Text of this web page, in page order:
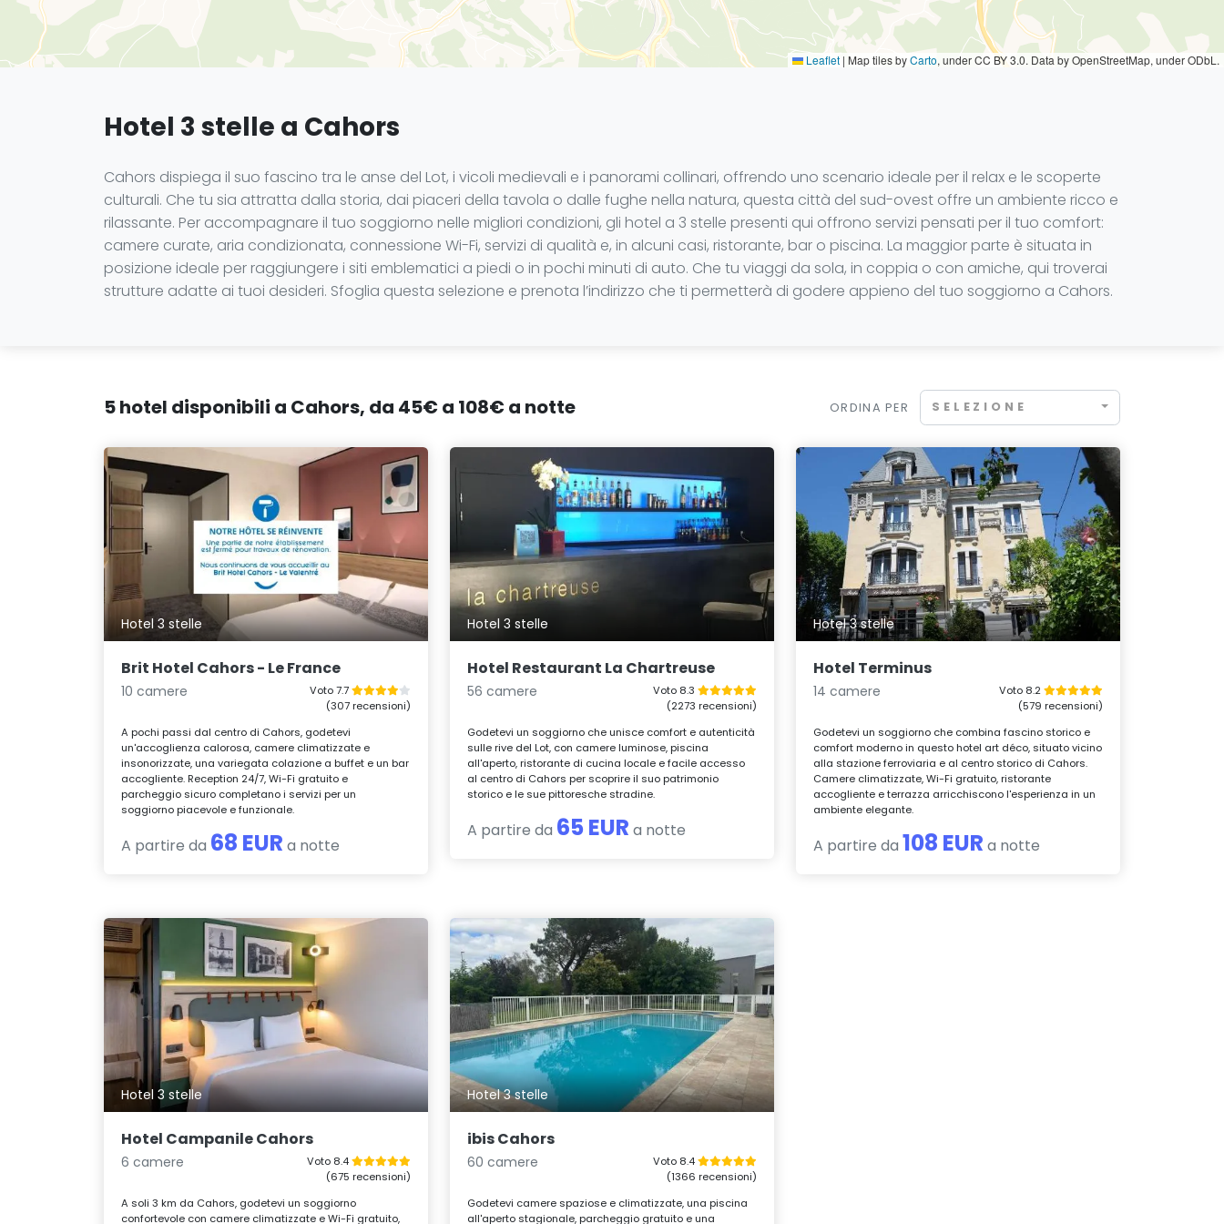
Leaflet | Map tiles byCarto, under CC BY 3.0. Data by OpenStreetMap, under ODbL.
Hotel 3 stelle a Cahors
Cahors dispiega il suo fascino tra le anse del Lot, i vicoli medievali e i panorami collinari, offrendo uno scenario ideale per il relax e le scoperte
culturali. Che tu sia attratta dalla storia, dai piaceri della tavola o dalle fughe nella natura, questa città del sud-ovest offre un ambiente ricco e
rilassante. Per accompagnare il tuo soggiorno nelle migliori condizioni, gli hotel a 3 stelle presenti qui offrono servizi pensati per il tuo comfort:
camere curate, aria condizionata, connessione Wi-Fi, servizi di qualità e, in alcuni casi, ristorante, bar o piscina. La maggior parte è situata in
posizione ideale per raggiungere i siti emblematici a piedi o in pochi minuti di auto. Che tu viaggi da sola, in coppia o con amiche, qui troverai
strutture adatte ai tuoi desideri. Sfoglia questa selezione e prenota l’indirizzo che ti permetterà di godere appieno del tuo soggiorno a Cahors.
5 hotel disponibili a Cahors, da 45€ a 108€ a notte ORDINA PER SELEZIONE
Hotel 3 stelle
Brit Hotel Cahors - Le France
10 camere
Voto 7.7
(307 recensioni)
A pochi passi dal centro di Cahors, godetevi
un'accoglienza calorosa, camere climatizzate e
insonorizzate, una variegata colazione a buffet e un bar
accogliente. Reception 24/7, Wi-Fi gratuito e
parcheggio sicuro completano i servizi per un
soggiorno piacevole e funzionale.
A partire da 68 EUR a notte
Hotel 3 stelle
Hotel Restaurant La Chartreuse
56 camere
Voto 8.3
(2273 recensioni)
Godetevi un soggiorno che unisce comfort e autenticità
sulle rive del Lot, con camere luminose, piscina
all'aperto, ristorante di cucina locale e facile accesso
al centro di Cahors per scoprire il suo patrimonio
storico e le sue pittoresche stradine.
A partire da 65 EUR a notte
Hotel 3 stelle
Hotel Terminus
14 camere
Voto 8.2
(579 recensioni)
Godetevi un soggiorno che combina fascino storico e
comfort moderno in questo hotel art déco, situato vicino
alla stazione ferroviaria e al centro storico di Cahors.
Camere climatizzate, Wi-Fi gratuito, ristorante
accogliente e terrazza arricchiscono l'esperienza in un
ambiente elegante.
A partire da 108 EUR a notte
Hotel 3 stelle
Hotel Campanile Cahors
6 camere
Voto 8.4
(675 recensioni)
A soli 3 km da Cahors, godetevi un soggiorno
confortevole con camere climatizzate e Wi-Fi gratuito,
Hotel 3 stelle
ibis Cahors
60 camere
Voto 8.4
(1366 recensioni)
Godetevi camere spaziose e climatizzate, una piscina
all'aperto stagionale, parcheggio gratuito e una